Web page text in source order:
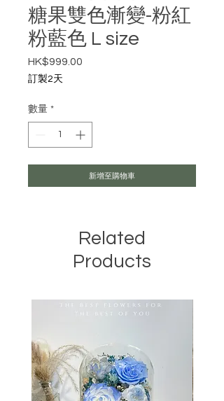
糖果雙色漸變-粉紅
粉藍色 L size
HK$999.00
訂製2天
數量 *
新增至購物車
Related
Products